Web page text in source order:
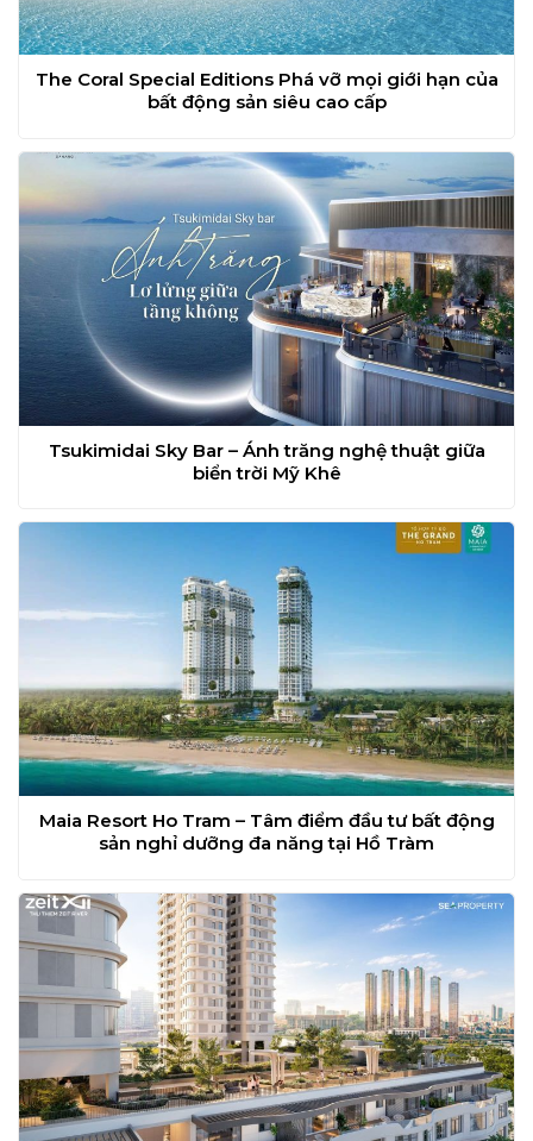
The Coral Special Editions Phá vỡ mọi giới hạn của
bất động sản siêu cao cấp
Tsukimidai Sky Bar – Ánh trăng nghệ thuật giữa
biển trời Mỹ Khê
Maia Resort Ho Tram – Tâm điểm đầu tư bất động
sản nghỉ dưỡng đa năng tại Hồ Tràm